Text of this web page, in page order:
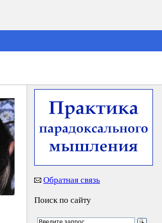
Обратная связь
Поиск по сайту